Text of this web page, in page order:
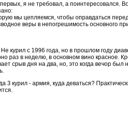
я не требовал, а поинтересовался.
мы цепляемся, чтобы оправдаться
веры в непогрешимость основного
курил с 1996 года, но в прошлом году
в неделю, в основном вино красное.
срыв дня на два, но, это когда вечор
3 курил - армия, куда деваться?